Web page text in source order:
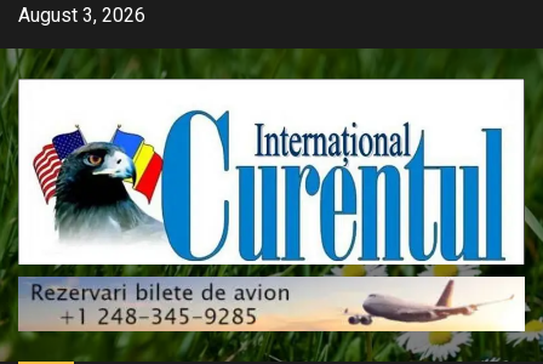
Skip
content
August 3, 2026